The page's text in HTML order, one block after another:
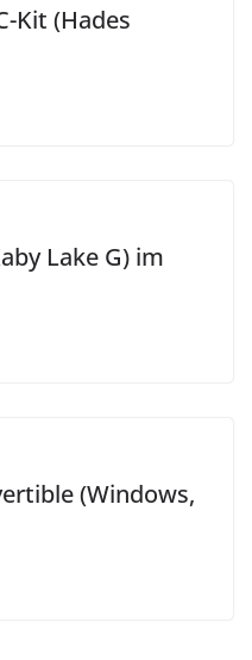
Kit (Hades
Lake G) im
(Windows,